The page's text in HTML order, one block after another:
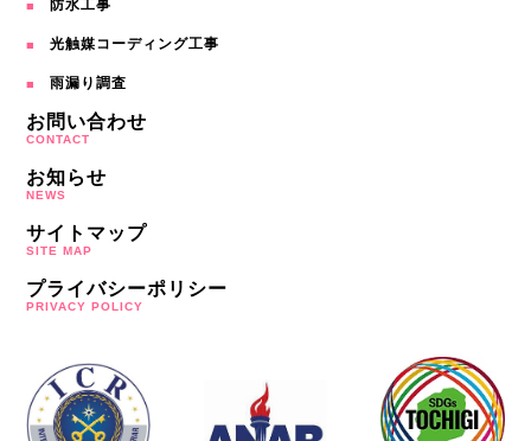
防水工事
光触媒コーディング工事
雨漏り調査
お問い合わせ
CONTACT
お知らせ
NEWS
サイトマップ
SITE MAP
プライバシーポリシー
PRIVACY POLICY